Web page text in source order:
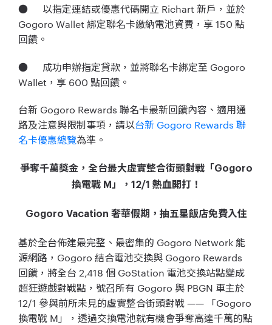
● 以指定連結或優惠代碼開立 Richart 新戶，並於
Gogoro Wallet 綁定聯名卡繳納電池資費，享 150 點
回饋。
● 成功申辦指定貸款，並將聯名卡綁定至 Gogoro
Wallet，享 600 點回饋。
台新 Gogoro Rewards 聯名卡最新回饋內容、適用通
路及注意與限制事項，請以台新 Gogoro Rewards 聯
名卡優惠總覽為準。
爭奪千萬獎金，全台最大虛實整合街頭對戰「Gogoro
換電戰 M」，12/1 熱血開打！
Gogoro Vacation 奢華假期，抽五星飯店免費入住
基於全台佈建最完整、最密集的 Gogoro Network 能
源網路，Gogoro 結合電池交換與 Gogoro Rewards
回饋，將全台 2,418 個 GoStation 電池交換站點變成
超狂遊戲對戰點，號召所有 Gogoro 與 PBGN 車主於
12/1 參與前所未見的虛實整合街頭對戰 —— 「Gogoro
換電戰 M」，透過交換電池就有機會爭奪高達千萬的點